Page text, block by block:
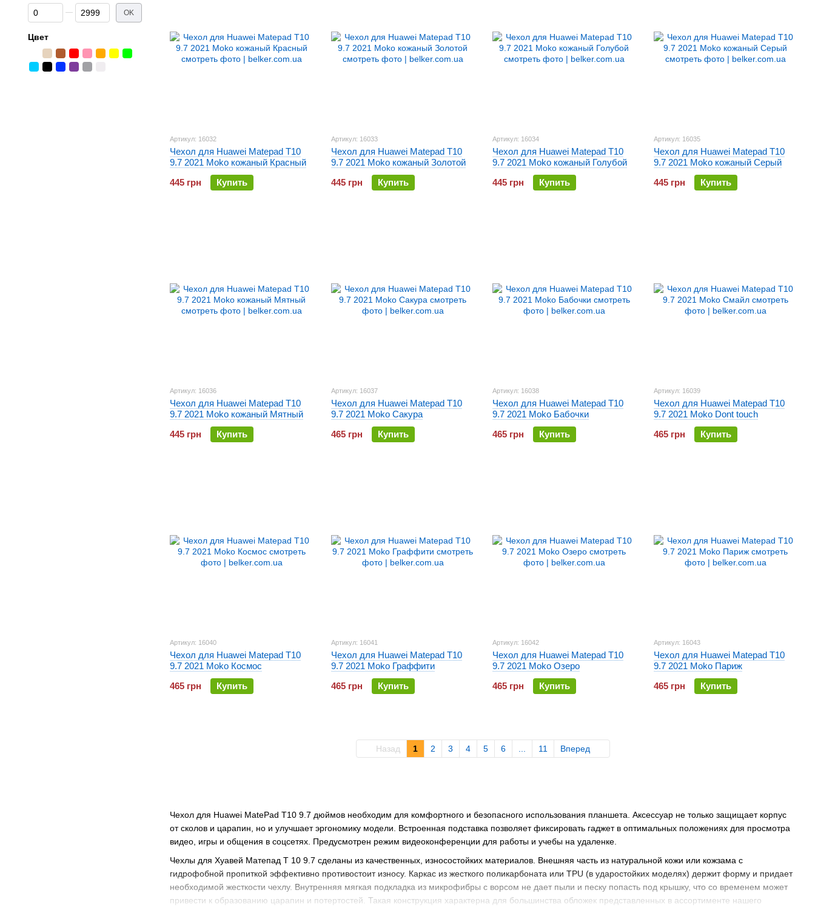
Чехол для Huawei MatePad T10 9.7 дюймов необходим для комфортного и безопасного использования планшета. Аксессуар не только защищает корпус
от сколов и царапин, но и улучшает эргономику модели. Встроенная подставка позволяет фиксировать гаджет в оптимальных положениях для просмотра
видео, игры и общения в соцсетях. Предусмотрен режим видеоконференции для работы и учебы на удаленке.
Чехлы для Хуавей Матепад Т 10 9.7 сделаны из качественных, износостойких материалов. Внешняя часть из натуральной кожи или кожзама с
гидрофобной пропиткой эффективно противостоит износу. Каркас из жесткого поликарбоната или TPU (в ударостойких моделях) держит форму и придает
необходимой жесткости чехлу. Внутренняя мягкая подкладка из микрофибры с ворсом не дает пыли и песку попасть под крышку, что со временем может
привести к образованию царапин и потертостей. Такая конструкция характерна для большинства обложек представленных в ассортименте нашего
Артикул: 16032
Чехол для Huawei Matepad T10
9.7 2021 Moko кожаный Красный
445 грн
Купить
Артикул: 16033
Чехол для Huawei Matepad T10
9.7 2021 Moko кожаный Золотой
445 грн
Купить
Артикул: 16034
Чехол для Huawei Matepad T10
9.7 2021 Moko кожаный Голубой
445 грн
Купить
Артикул: 16035
Чехол для Huawei Matepad T10
9.7 2021 Moko кожаный Серый
445 грн
Купить
Артикул: 16036
Чехол для Huawei Matepad T10
9.7 2021 Moko кожаный Мятный
445 грн
Купить
Артикул: 16037
Чехол для Huawei Matepad T10
9.7 2021 Moko Сакура
465 грн
Купить
Артикул: 16038
Чехол для Huawei Matepad T10
9.7 2021 Moko Бабочки
465 грн
Купить
Артикул: 16039
Чехол для Huawei Matepad T10
9.7 2021 Moko Dont touch
465 грн
Купить
Артикул: 16040
Чехол для Huawei Matepad T10
9.7 2021 Moko Космос
465 грн
Купить
Артикул: 16041
Чехол для Huawei Matepad T10
9.7 2021 Moko Граффити
465 грн
Купить
Артикул: 16042
Чехол для Huawei Matepad T10
9.7 2021 Moko Озеро
465 грн
Купить
Артикул: 16043
Чехол для Huawei Matepad T10
9.7 2021 Moko Париж
465 грн
Купить
Назад 1 2 3 4 5 6 11 Вперед
От Цена, грн
До Цена, грн OK
Цвет